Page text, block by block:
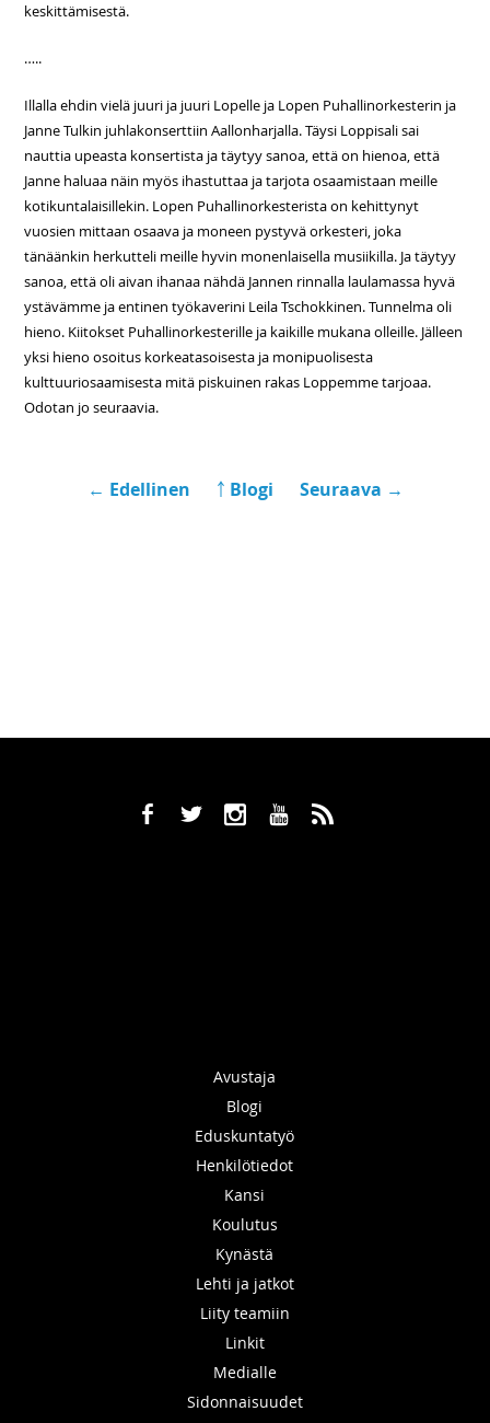
keskittämisestä.
…..
Illalla ehdin vielä juuri ja juuri Lopelle ja Lopen Puhallinorkesterin ja
Janne Tulkin juhlakonserttiin Aallonharjalla. Täysi Loppisali sai
nauttia upeasta konsertista ja täytyy sanoa, että on hienoa, että
Janne haluaa näin myös ihastuttaa ja tarjota osaamistaan meille
kotikuntalaisillekin. Lopen Puhallinorkesterista on kehittynyt
vuosien mittaan osaava ja moneen pystyvä orkesteri, joka
tänäänkin herkutteli meille hyvin monenlaisella musiikilla. Ja täytyy
sanoa, että oli aivan ihanaa nähdä Jannen rinnalla laulamassa hyvä
ystävämme ja entinen työkaverini Leila Tschokkinen. Tunnelma oli
hieno. Kiitokset Puhallinorkesterille ja kaikille mukana olleille. Jälleen
yksi hieno osoitus korkeatasoisesta ja monipuolisesta
kulttuuriosaamisesta mitä piskuinen rakas Loppemme tarjoaa.
Odotan jo seuraavia.
← Edellinen ￪ Blogi Seuraava →
b a x r ,
Avustaja
Blogi
Eduskuntatyö
Henkilötiedot
Kansi
Koulutus
Kynästä
Lehti ja jatkot
Liity teamiin
Linkit
Medialle
Sidonnaisuudet